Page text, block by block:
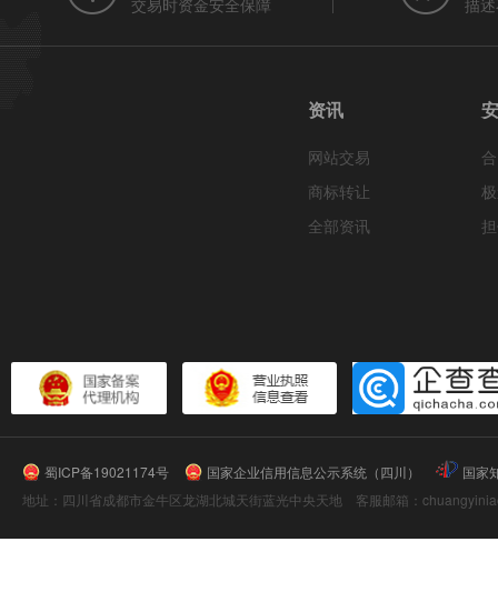
交易时资金安全保障 描
资讯
网站交易
商标转让
全部资讯
蜀ICP备19021174号 国家企业信用信息公示系统（四川）
国家
地址：四川省成都市金牛区龙湖北城天街蓝光中央天地 客服邮箱：